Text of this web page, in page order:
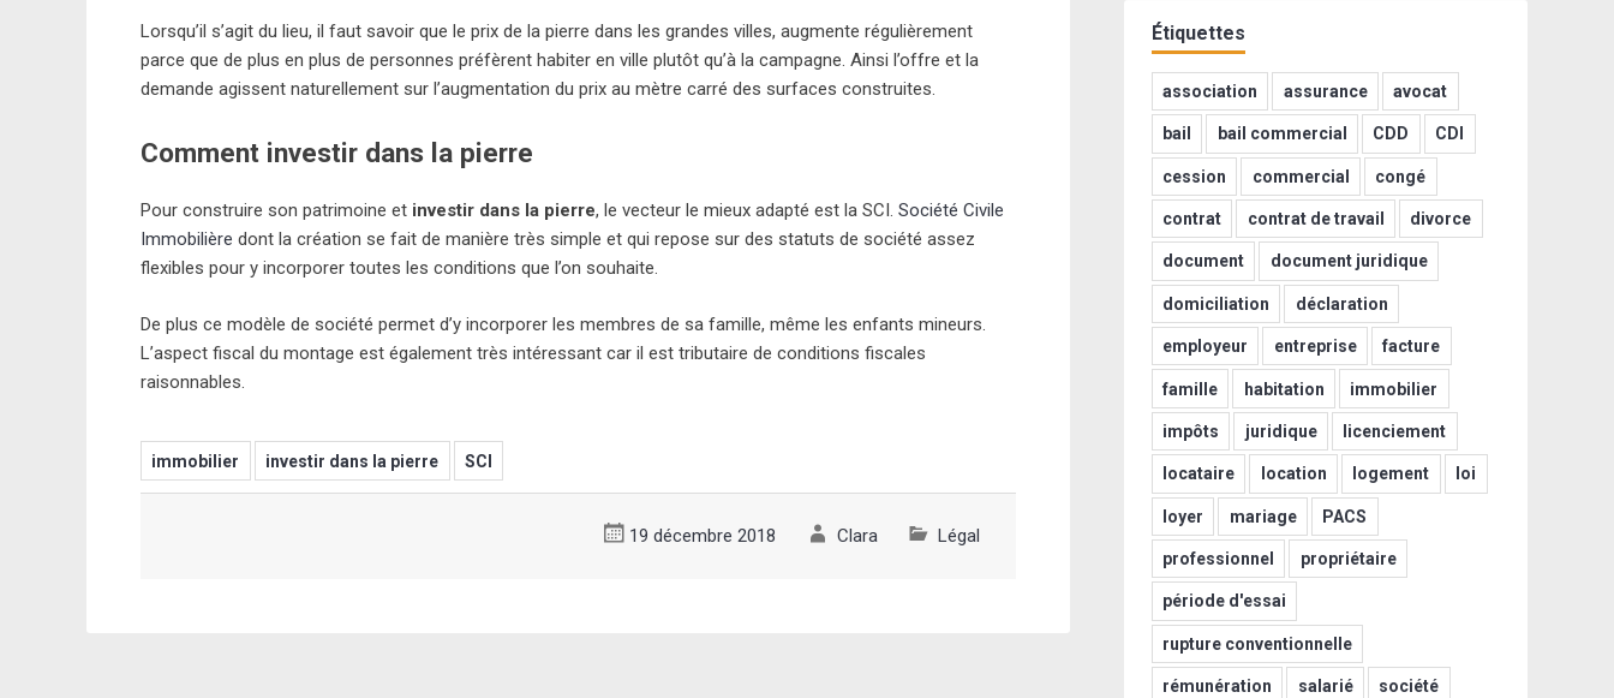
Lorsqu’il s’agit du lieu, il faut savoir que le prix de la pierre dans les grandes villes, augmente régulièrement
parce que de plus en plus de personnes préfèrent habiter en ville plutôt qu’à la campagne. Ainsi l’offre et la
demande agissent naturellement sur l’augmentation du prix au mètre carré des surfaces construites.
Comment investir dans la pierre
Pour construire son patrimoine et investir dans la pierre, le vecteur le mieux adapté est la SCI. Société Civile
Immobilière dont la création se fait de manière très simple et qui repose sur des statuts de société assez
flexibles pour y incorporer toutes les conditions que l’on souhaite.
De plus ce modèle de société permet d’y incorporer les membres de sa famille, même les enfants mineurs.
L’aspect fiscal du montage est également très intéressant car il est tributaire de conditions fiscales
raisonnables.
immobilier investir dans la pierre SCI
19 décembre 2018 Clara Légal
Étiquettes
association assurance avocat
bail bail commercial CDD CDI
cession commercial congé
contrat contrat de travail divorce
document document juridique
domiciliation déclaration
employeur entreprise facture
famille habitation immobilier
impôts juridique licenciement
locataire location logement loi
loyer mariage PACS
professionnel propriétaire
période d'essai
rupture conventionnelle
rémunération salarié société